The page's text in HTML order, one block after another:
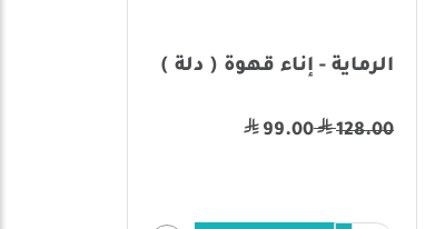
الرماية - إناء قهوة ( دلة )
128.00
99.00